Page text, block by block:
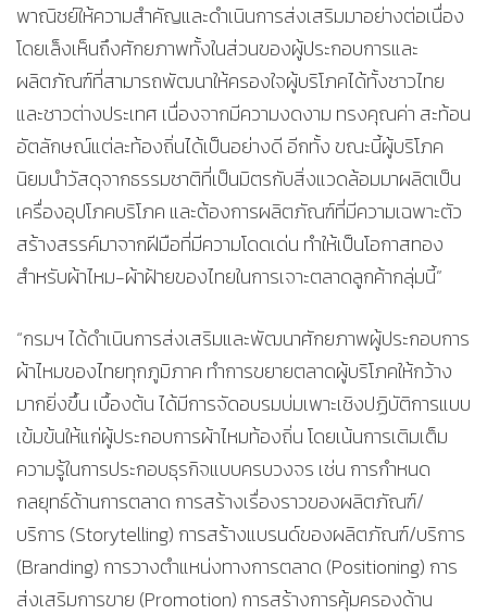
พาณิชย์ให้ความสำคัญและดำเนินการส่งเสริมมาอย่างต่อเนื่อง
โดยเล็งเห็นถึงศักยภาพทั้งในส่วนของผู้ประกอบการและ
ผลิตภัณฑ์ที่สามารถพัฒนาให้ครองใจผู้บริโภคได้ทั้งชาวไทย
และชาวต่างประเทศ เนื่องจากมีความงดงาม ทรงคุณค่า สะท้อน
อัตลักษณ์แต่ละท้องถิ่นได้เป็นอย่างดี อีกทั้ง ขณะนี้ผู้บริโภค
นิยมนำวัสดุจากธรรมชาติที่เป็นมิตรกับสิ่งแวดล้อมมาผลิตเป็น
เครื่องอุปโภคบริโภค และต้องการผลิตภัณฑ์ที่มีความเฉพาะตัว
สร้างสรรค์มาจากฝีมือที่มีความโดดเด่น ทำให้เป็นโอกาสทอง
สำหรับผ้าไหม-ผ้าฝ้ายของไทยในการเจาะตลาดลูกค้ากลุ่มนี้”
“กรมฯ ได้ดำเนินการส่งเสริมและพัฒนาศักยภาพผู้ประกอบการ
ผ้าไหมของไทยทุกภูมิภาค ทำการขยายตลาดผู้บริโภคให้กว้าง
มากยิ่งขึ้น เบื้องต้น ได้มีการจัดอบรมบ่มเพาะเชิงปฏิบัติการแบบ
เข้มข้นให้แก่ผู้ประกอบการผ้าไหมท้องถิ่น โดยเน้นการเติมเต็ม
ความรู้ในการประกอบธุรกิจแบบครบวงจร เช่น การกำหนด
กลยุทธ์ด้านการตลาด การสร้างเรื่องราวของผลิตภัณฑ์/
บริการ (Storytelling) การสร้างแบรนด์ของผลิตภัณฑ์/บริการ
(Branding) การวางตำแหน่งทางการตลาด (Positioning) การ
ส่งเสริมการขาย (Promotion) การสร้างการคุ้มครองด้าน